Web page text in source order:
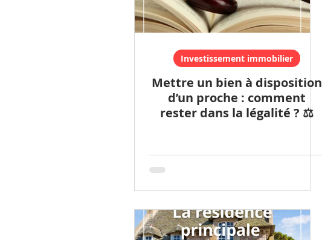
Investissement immobilier
Mettre un bien à disposition
d’un proche : comment
rester dans la légalité ? ⚖️